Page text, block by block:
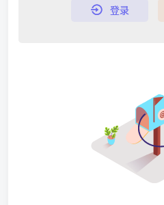
登录